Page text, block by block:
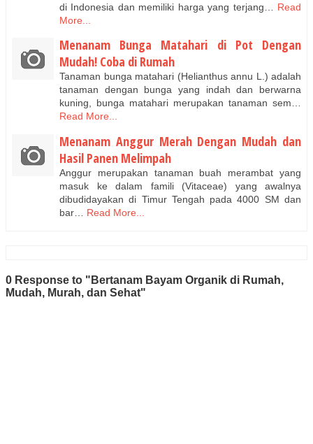
di Indonesia dan memiliki harga yang terjang…
Read
More...
Menanam Bunga Matahari di Pot Dengan
Mudah! Coba di Rumah
Tanaman bunga matahari (Helianthus annu L.) adalah
tanaman dengan bunga yang indah dan berwarna
kuning, bunga matahari merupakan tanaman sem…
Read More...
Menanam Anggur Merah Dengan Mudah dan
Hasil Panen Melimpah
Anggur merupakan tanaman buah merambat yang
masuk ke dalam famili (Vitaceae) yang awalnya
dibudidayakan di Timur Tengah pada 4000 SM dan
bar…
Read More...
0 Response to "Bertanam Bayam Organik di Rumah,
Mudah, Murah, dan Sehat"